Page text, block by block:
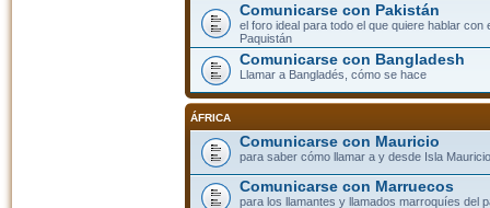
Comunicarse con Pakistán
el foro ideal para todo el que quiere hablar con
Paquistán
Comunicarse con Bangladesh
Llamar a Bangladés, cómo se hace
ÁFRICA
Comunicarse con Mauricio
para saber cómo llamar a y desde Isla
Comunicarse con Marruecos
para los llamantes y llamados marroquíes del